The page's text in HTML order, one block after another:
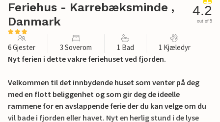
Feriehus - Karrebæksminde ,
Danmark
4.2
out of 5
6 Gjester 3 Soverom 1 Bad 1 Kjæledyr
Nyt ferien i dette vakre feriehuset ved fjorden.
Velkommen til det innbydende huset som venter på deg
med en flott beliggenhet og som gir deg de ideelle
rammene for en avslappende ferie der du kan velge om du
vil bade i fjorden eller havet. Nyt en herlig stund i de lyse